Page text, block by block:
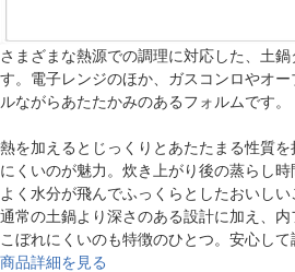
さまざまな熱源での調理に対応した、土
す。電子レンジのほか、ガスコンロやオ
ルながらあたたかみのあるフォルムです。
熱を加えるとじっくりとあたたまる性質
にくいのが魅力。炊き上がり後の蒸らし
よく水分が飛んでふっくらとしたおいしい
通常の土鍋より深さのある設計に加え、
こぼれにくいのも特徴のひとつ。安心して
商品詳細を見る